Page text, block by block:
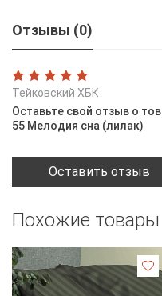
Отзывы (0)
Тейковский ХБК
Оставьте свой отзыв о
55 Мелодия сна (лилак)
Оставить отзыв
Похожие товары